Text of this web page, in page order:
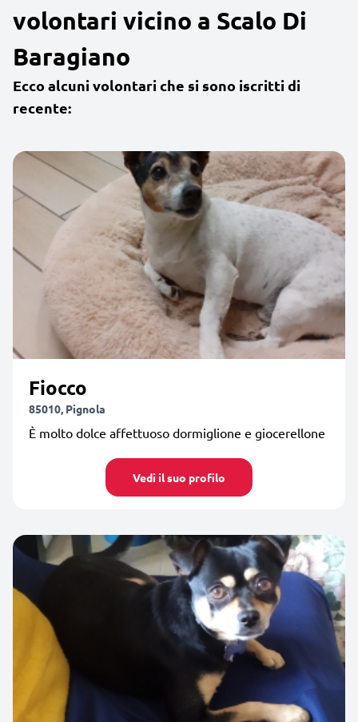
volontari vicino a Scalo Di
Baragiano
Ecco alcuni volontari che si sono iscritti di
recente:
Fiocco
85010, Pignola
È molto dolce affettuoso dormiglione e giocerellone
Vedi il suo profilo